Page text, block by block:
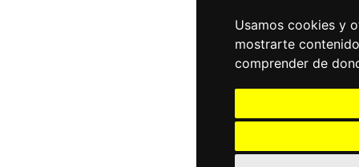
Usamos cookies y
mostrarte
comprender de